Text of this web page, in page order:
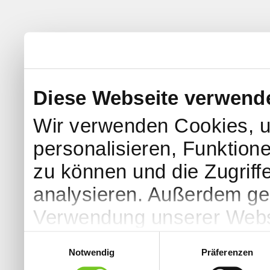
Diese Webseite
Wir verwenden Cookies,
personalisieren,
zu können und die
analysieren. Außerdem
Verwendung unserer
Partner führen diese
Notwendig
Präferenzen